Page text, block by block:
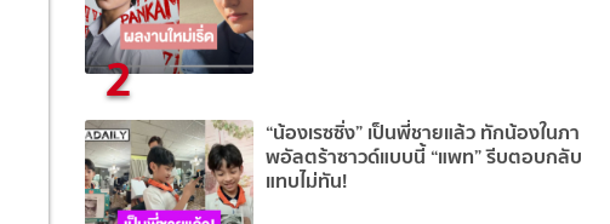
2
“น้องเรซซิ่ง” เป็นพี่ชายแล้ว ทักน้องในภา
พอัลตร้าซาวด์แบบนี้ “แพท” รีบตอบกลับ
แทบไม่ทัน!